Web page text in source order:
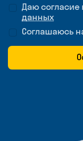
Даю согласие
данных
Соглашаюсь